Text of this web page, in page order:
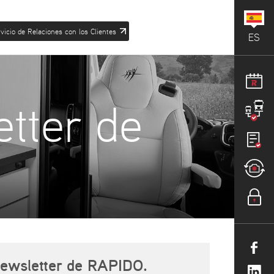
ES
de Relaciones con los Clientes
de
de RAPIDO.